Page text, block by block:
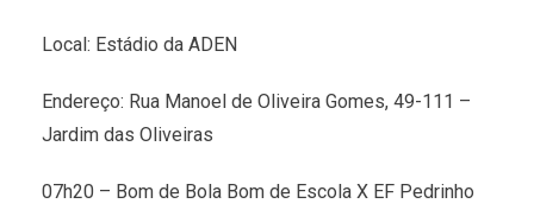
Local: Estádio da ADEN
Endereço: Rua Manoel de Oliveira Gomes, 49-111 –
Jardim das Oliveiras
07h20 – Bom de Bola Bom de Escola X EF Pedrinho